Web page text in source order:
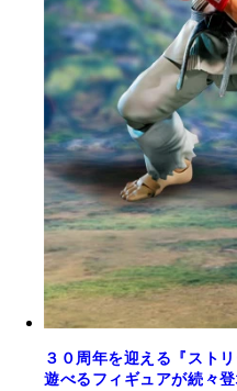
３０周年を迎える『スト
遊べるフィギュアが続々登